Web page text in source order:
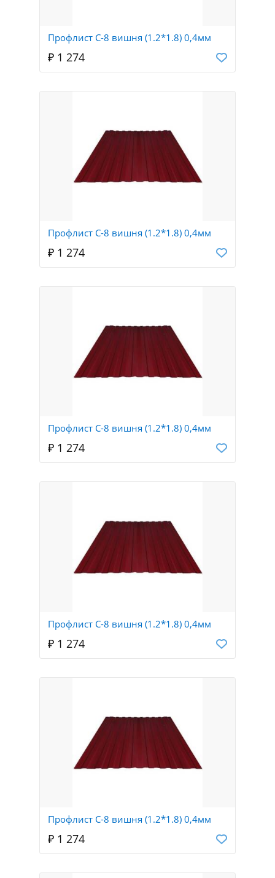
Профлист С-8 вишня (1.2*1.8) 0,4мм
₽ 1 274
Профлист С-8 вишня (1.2*1.8) 0,4мм
₽ 1 274
Профлист С-8 вишня (1.2*1.8) 0,4мм
₽ 1 274
Профлист С-8 вишня (1.2*1.8) 0,4мм
₽ 1 274
Профлист С-8 вишня (1.2*1.8) 0,4мм
₽ 1 274